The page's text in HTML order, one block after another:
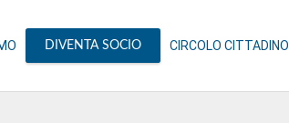
DIVENTA SOCIO CIRCOLO CITTADINO